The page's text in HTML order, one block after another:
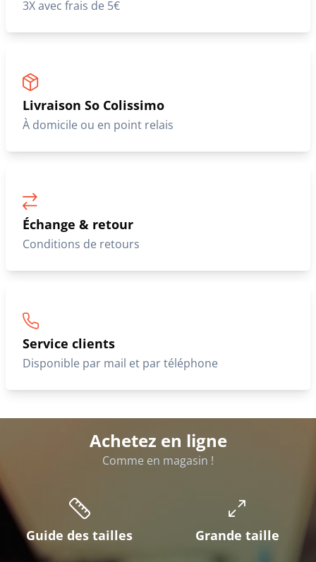
3X avec frais de 5€
Livraison So Colissimo
À domicile ou en point relais
Échange & retour
Conditions de retours
Service clients
Disponible par mail et par téléphone
Achetez en ligne
Comme en magasin !
Guide des tailles Grande taille